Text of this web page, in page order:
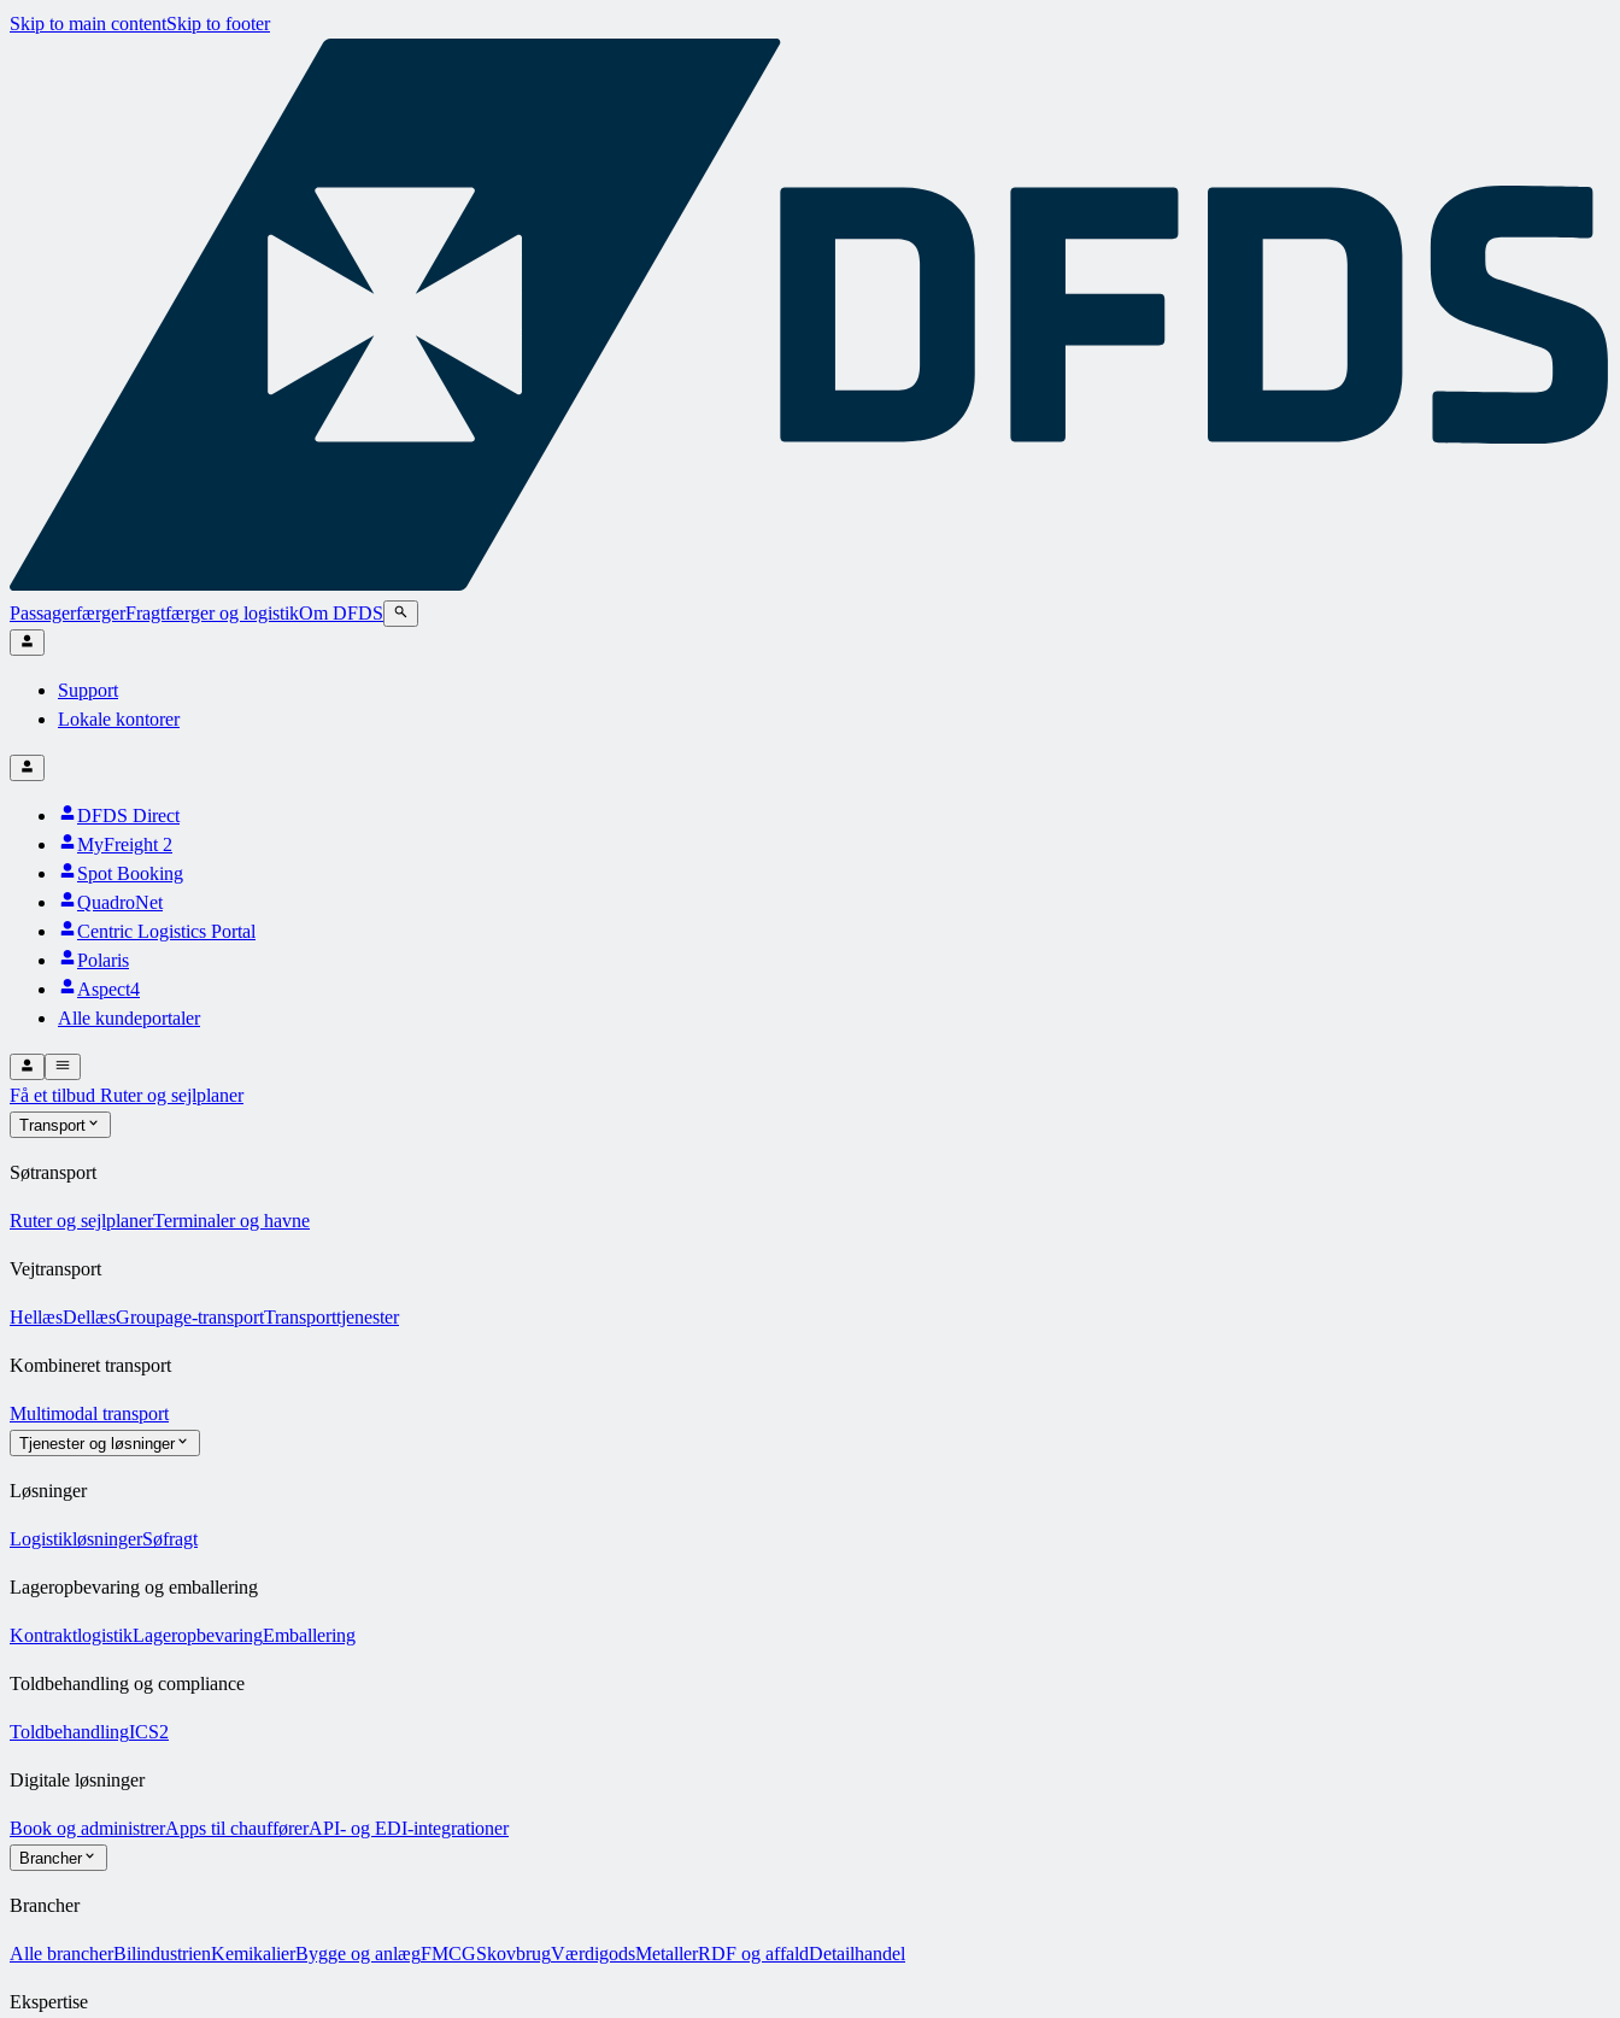
Skip to main contentSkip to footer
PassagerfærgerFragtfærger og logistikOm DFDS
Support
Lokale kontorer
DFDS Direct
MyFreight 2
Spot Booking
QuadroNet
Centric Logistics Portal
Polaris
Aspect4
Alle kundeportaler
Få et tilbud Ruter og sejlplaner
Transport
Søtransport
Ruter og sejlplanerTerminaler og havne
Vejtransport
HellæsDellæsGroupage-transportTransporttjenester
Kombineret transport
Multimodal transport
Tjenester og løsninger
Løsninger
LogistikløsningerSøfragt
Lageropbevaring og emballering
KontraktlogistikLageropbevaringEmballering
Toldbehandling og compliance
ToldbehandlingICS2
Digitale løsninger
Book og administrerApps til chaufførerAPI- og EDI-integrationer
Brancher
Brancher
Alle brancherBilindustrienKemikalierBygge og anlægFMCGSkovbrugVærdigodsMetallerRDF og affaldDetailhandel
Ekspertise